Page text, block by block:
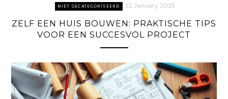
NIET GECATEGORISEERD 22 January 2025
ZELF EEN HUIS BOUWEN: PRAKTISCHE TIPS
VOOR EEN SUCCESVOL PROJECT